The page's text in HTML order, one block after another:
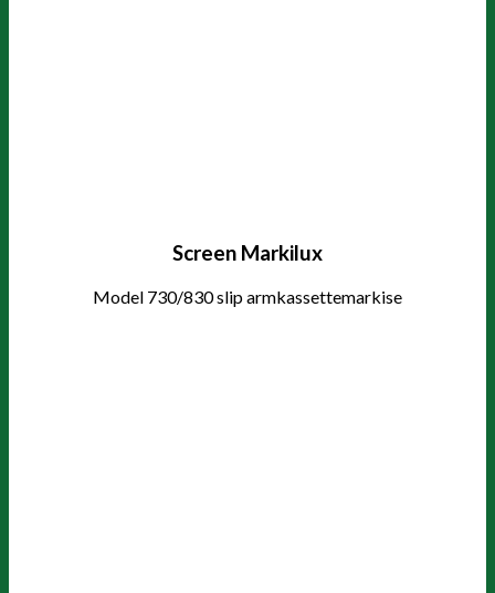
Screen Markilux
Model 730/830 slip armkassettemarkise